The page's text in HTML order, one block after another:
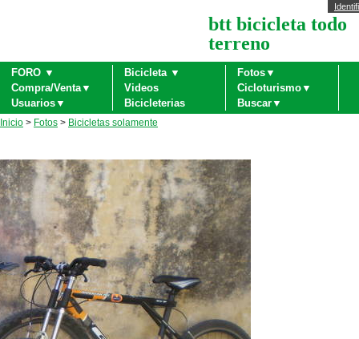
btt bicicleta todo
terreno
FORO ▼ Bicicleta ▼
Fotos▼
Compra/Venta▼
Videos
Cicloturismo▼
Usuarios▼
Bicicleterias Buscar▼
Inicio > Fotos > Bicicletas solamente